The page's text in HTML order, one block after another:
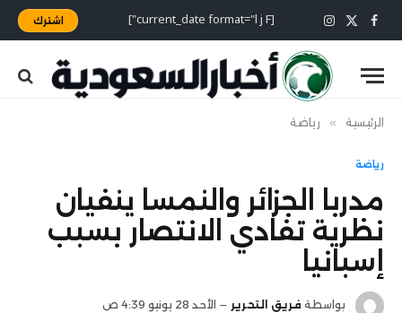
فيسبوك
X
(Twitter)
الانستغرام [current_date format="l j F"] اشترك
الرئيسية » رياضة
رياضة
مدربا الجزائر والنمسا ينفيان
نظرية تفادي الانتصار بسبب
إسبانيا
بواسطة فريق التحرير
الأحد 28 يونيو 4:39 ص